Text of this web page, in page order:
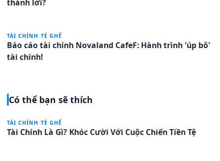
thành lời?
TÀI CHÍNH TÉ GHẾ
Báo cáo tài chính Novaland CafeF: Hành trình 'úp bô'
tài chính!
Có thể bạn sẽ thích
TÀI CHÍNH TÉ GHẾ
Tài Chính Là Gì? Khóc Cười Với Cuộc Chiến Tiền Tệ